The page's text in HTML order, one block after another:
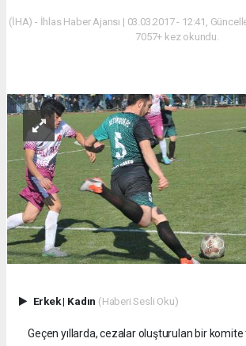
(İHA) - İhlas Haber Ajansı | 03.03.2017 - 12:41,
7057+ kez okundu.
Erkek| Kadın (Haberi Sesli Oku)
Geçen yıllarda, cezalar oluşturulan bir komite